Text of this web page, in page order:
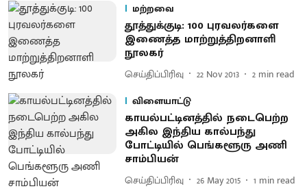
மற்றவை
தூத்துக்குடி: 100 புரவலர்களை
இணைத்த மாற்றுத்திறனாளி
நூலகர்
செய்திப்பிரிவு 22 Nov 2013 2 min read
விளையாட்டு
காயல்பட்டினத்தில் நடைபெற்ற
அகில இந்திய கால்பந்து
போட்டியில் பெங்களூரு அணி
சாம்பியன்
செய்திப்பிரிவு 26 May 2015 1 min read